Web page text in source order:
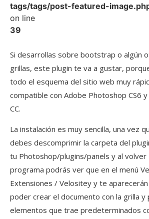
tags/tags/post-featured-
on line
39
Si desarrollas sobre bootstrap o algún
grillas, este plugin te va a gustar,
todo el esquema del sitio web muy
compatible con Adobe Photoshop CS6
CC.
La instalación es muy sencilla, una vez
debes descomprimir la carpeta del
tu Photoshop/plugins/panels y al volver
programa podrás ver que en el menú
Extensiones / Velositey y te
poder crear el documento con la grilla y
elementos que trae predeterminados